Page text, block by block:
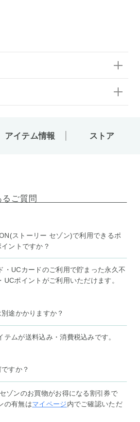
アイテム情報 ストア
るご質問
ストーリー セゾン)で利用できるポ
ントですか？
・UCカードのご利用で貯まった永久不
UCポイントがご利用いただけます。
途かかりますか？
テムが送料込み・消費税込みです。
すか？
ゾンのお買物がお得になる割引券で
の有無はマイページ内でご確認いただ